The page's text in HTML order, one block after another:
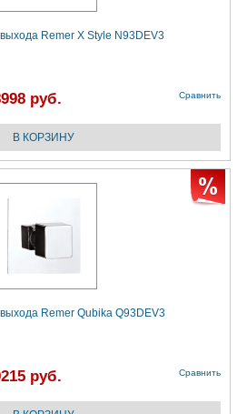
Remer X Style N93DEV3
руб. Сравнить
Remer Qubika Q93DEV3
руб. Сравнить